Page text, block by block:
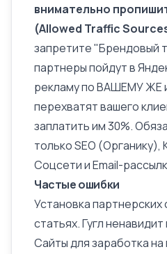
внимательно
(Allowed Traffic
запретите "Брендовый
партнеры пойдут в
рекламу по ВАШЕМУ ЖЕ
перехватят вашего
заплатить им 30%.
только SEO (Органику),
Соцсети и Email-
Частые ошибки
Установка
статьях. Гугл
Сайты для заработка